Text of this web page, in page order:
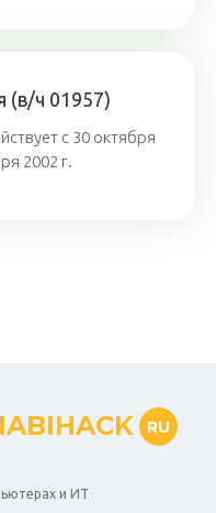
(в/ч 01957)
с 30 октября
2002 г.
RU
и ИТ